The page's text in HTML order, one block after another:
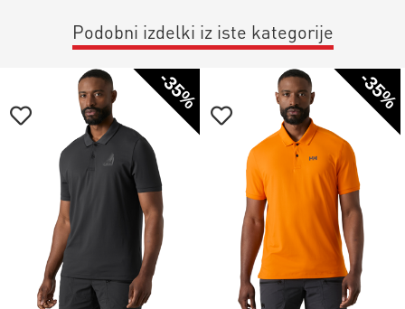
Podobni izdelki iz iste kategorije
-35% -35%